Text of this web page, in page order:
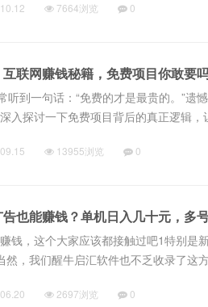
7664浏览 0
联网赚钱秘籍，免费项目你敢要
到一句话：“免费的才是最贵的。”遗
入探讨一下免费项目背后的真正逻辑
13955浏览 0
也能赚钱？单机日入几十元，多
钱，这个大家应该都接触过吧1特别是
然，我们醒牛启汇软件也不乏收录了这
到...
2697浏览 0